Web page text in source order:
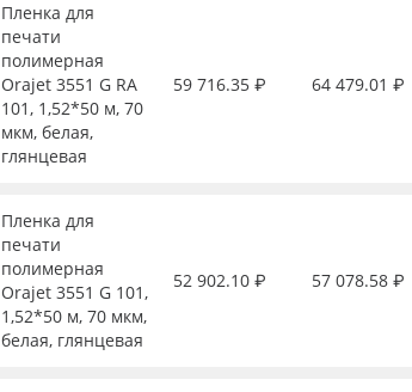
Пленка для
печати
полимерная
Orajet 3551 G RA
101, 1,52*50 м, 70
мкм, белая,
глянцевая
59 716.35 ₽ 64 479.01 ₽
Пленка для
печати
полимерная
Orajet 3551 G 101,
1,52*50 м, 70 мкм,
белая, глянцевая
52 902.10 ₽ 57 078.58 ₽